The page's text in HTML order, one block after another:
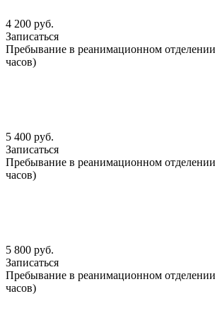
4 200 руб.
Записаться
Пребывание в реанимационном
часов)
5 400 руб.
Записаться
Пребывание в реанимационном
часов)
5 800 руб.
Записаться
Пребывание в реанимационном
часов)